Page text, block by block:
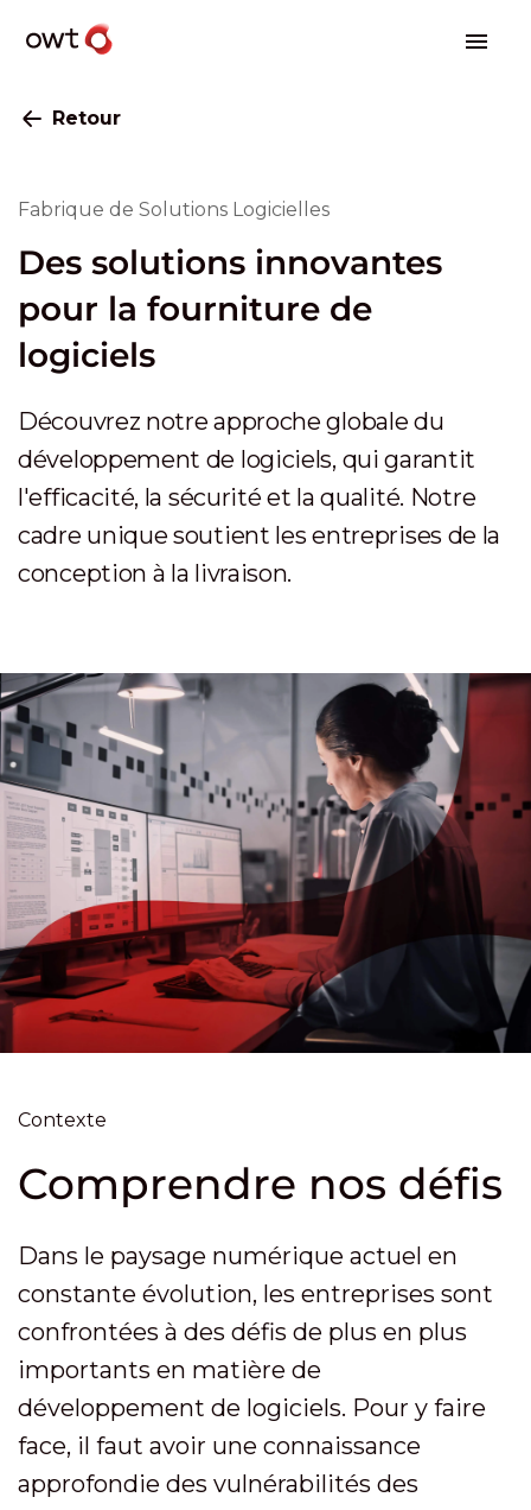
Retour
Fabrique de Solutions Logicielles
Des solutions innovantes
pour la fourniture de
logiciels
Découvrez notre approche globale du
développement de logiciels, qui garantit
l'efficacité, la sécurité et la qualité. Notre
cadre unique soutient les entreprises de la
conception à la livraison.
Contexte
Comprendre nos défis
Dans le paysage numérique actuel en
constante évolution, les entreprises sont
confrontées à des défis de plus en plus
importants en matière de
développement de logiciels. Pour y faire
face, il faut avoir une connaissance
approfondie des vulnérabilités des